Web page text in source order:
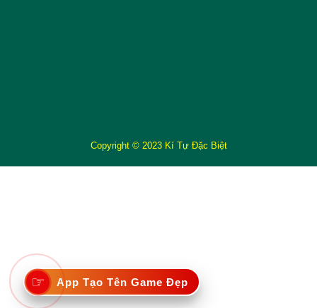
Copyright © 2023 Kí Tự Đặc Biệt
☞ App Tạo Tên Game Đẹp